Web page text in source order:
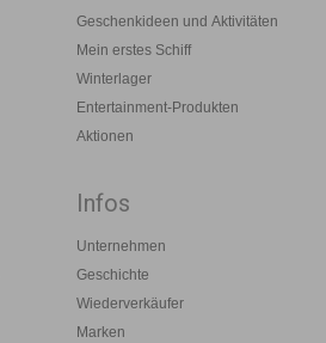
Geschenkideen und Aktivitäten
Mein erstes Schiff
Winterlager
Entertainment-Produkten
Aktionen
Infos
Unternehmen
Geschichte
Wiederverkäufer
Marken